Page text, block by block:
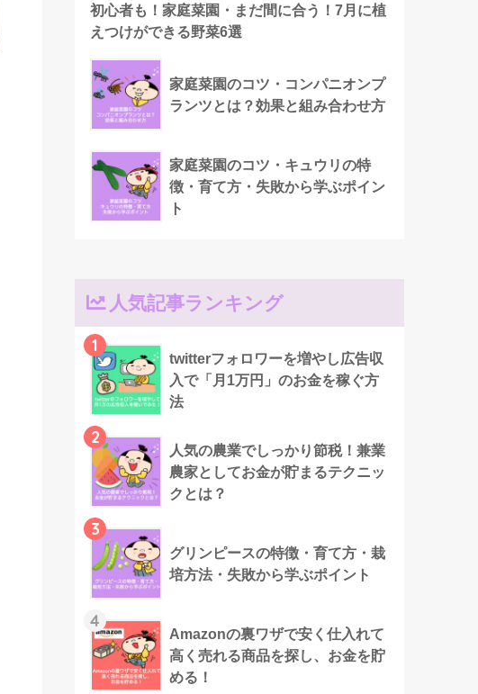
初心者も！家庭菜園・まだ間に合う！7月に植
えつけができる野菜6選
家庭菜園のコツ・コンパニオンプ
ランツとは？効果と組み合わせ方
家庭菜園のコツ・キュウリの特
徴・育て方・失敗から学ぶポイン
ト
人気記事ランキング
1
twitterフォロワーを増やし広告収
入で「月1万円」のお金を稼ぐ方
法
2
人気の農業でしっかり節税！兼業
農家としてお金が貯まるテクニッ
クとは？
3
グリンピースの特徴・育て方・栽
培方法・失敗から学ぶポイント
4
Amazonの裏ワザで安く仕入れて
高く売れる商品を探し、お金を貯
める！